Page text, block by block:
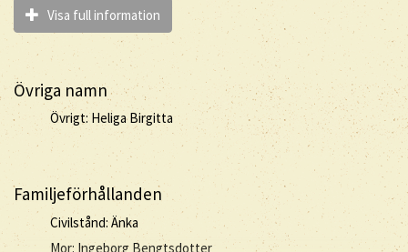
Visa full information
Övriga namn
Övrigt: Heliga Birgitta
Familjeförhållanden
Civilstånd: Änka
Mor: Ingeborg Bengtsdotter